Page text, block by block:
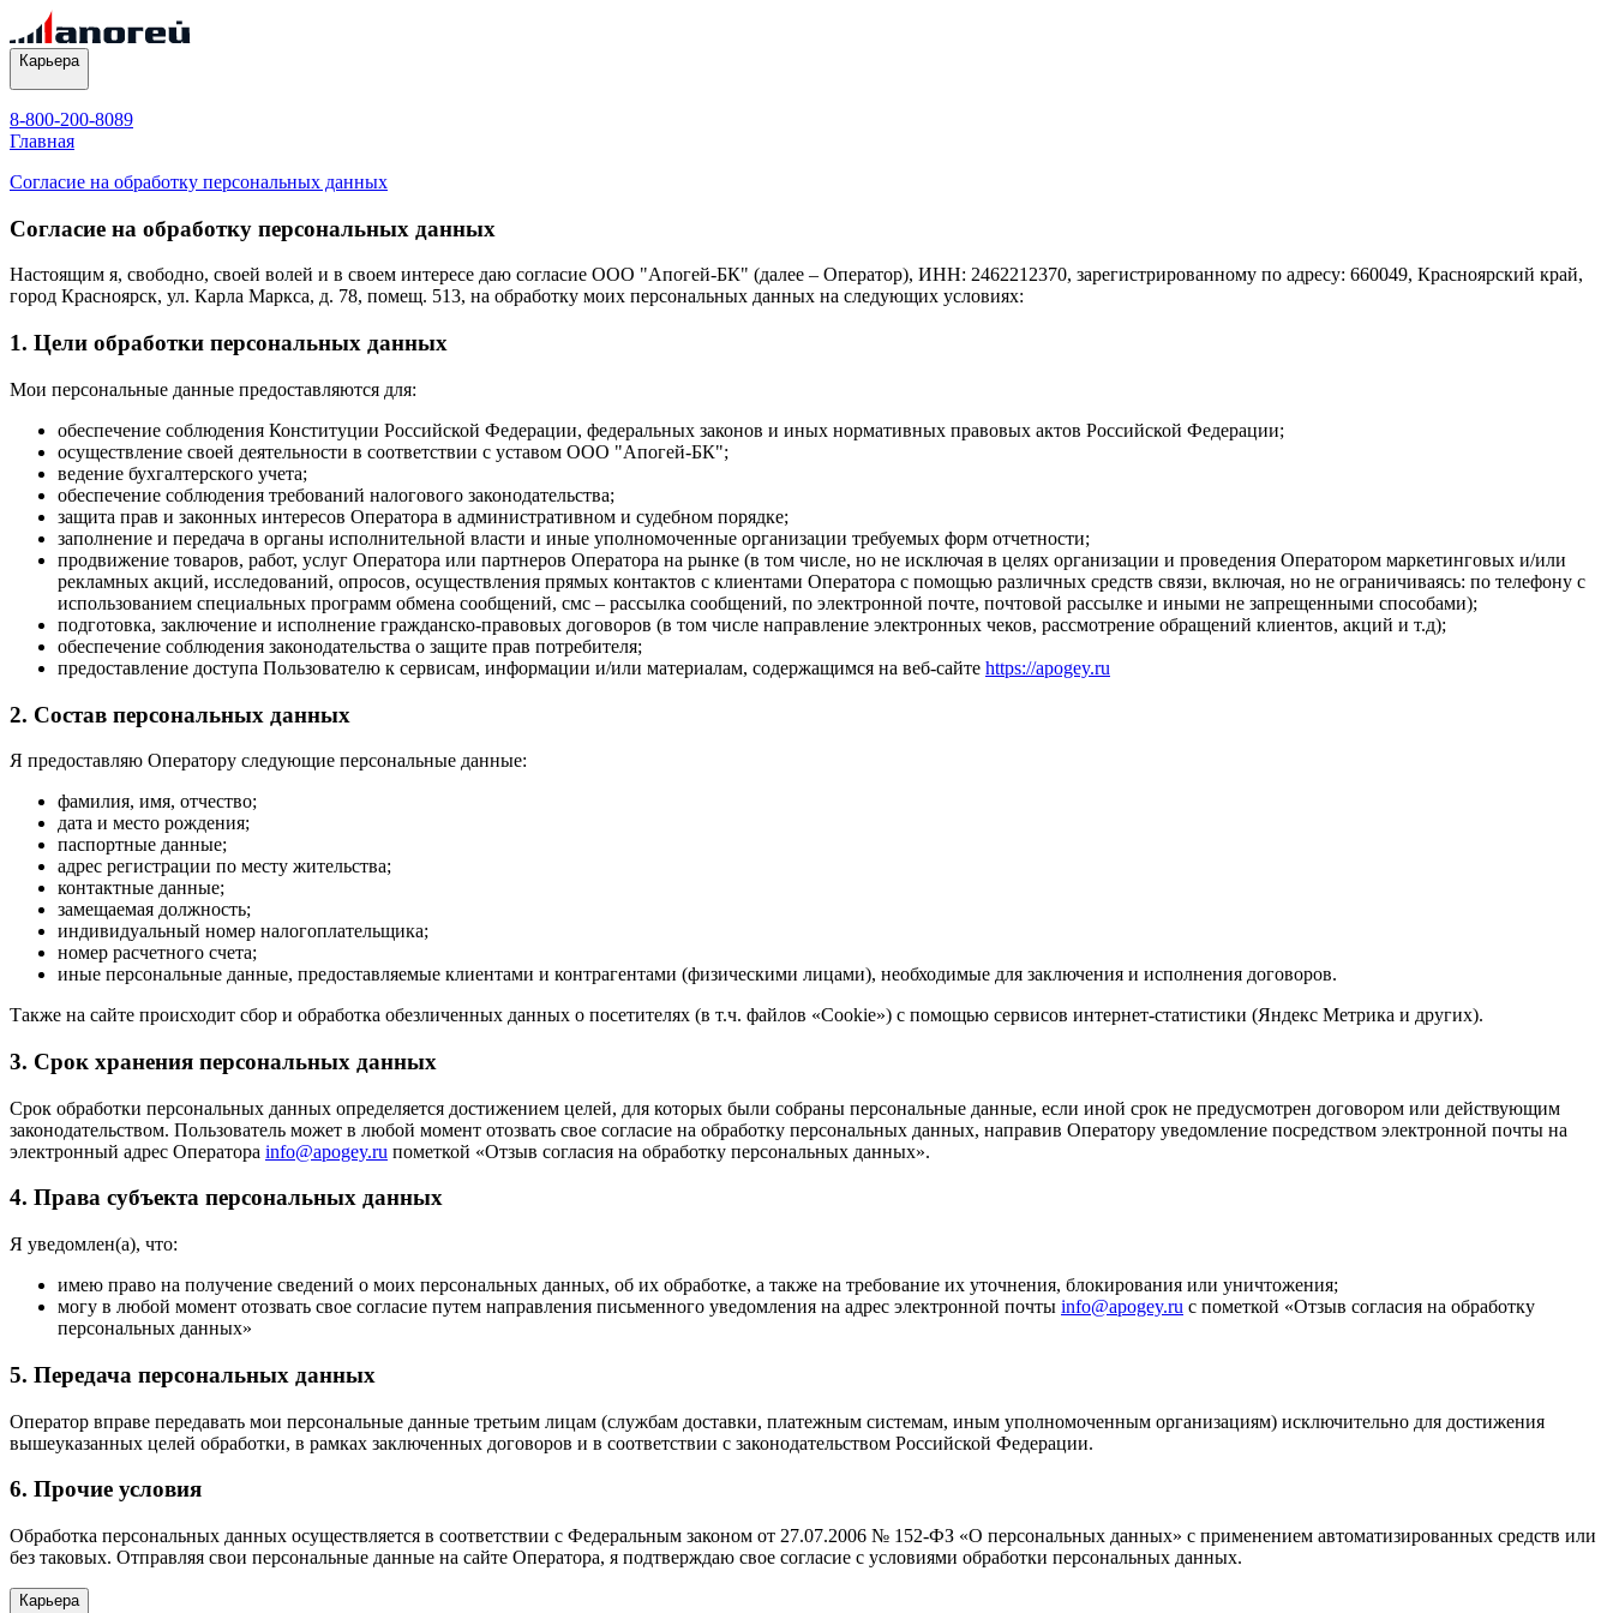
Карьера
8-800-200-8089
Главная
Согласие на обработку персональных данных
Согласие на обработку персональных данных
Настоящим я, свободно, своей волей и в своем интересе даю согласие ООО "Апогей-БК" (далее – Оператор), ИНН: 2462212370, зарегистрированному по адресу: 660049, Красноярский край,
город Красноярск, ул. Карла Маркса, д. 78, помещ. 513, на обработку моих персональных данных на следующих условиях:
1. Цели обработки персональных данных
Мои персональные данные предоставляются для:
обеспечение соблюдения Конституции Российской Федерации, федеральных законов и иных нормативных правовых актов Российской Федерации;
осуществление своей деятельности в соответствии с уставом ООО "Апогей-БК";
ведение бухгалтерского учета;
обеспечение соблюдения требований налогового законодательства;
защита прав и законных интересов Оператора в административном и судебном порядке;
заполнение и передача в органы исполнительной власти и иные уполномоченные организации требуемых форм отчетности;
продвижение товаров, работ, услуг Оператора или партнеров Оператора на рынке (в том числе, но не исключая в целях организации и проведения Оператором маркетинговых и/или
рекламных акций, исследований, опросов, осуществления прямых контактов с клиентами Оператора с помощью различных средств связи, включая, но не ограничиваясь: по телефону с
использованием специальных программ обмена сообщений, смс – рассылка сообщений, по электронной почте, почтовой рассылке и иными не запрещенными способами);
подготовка, заключение и исполнение гражданско-правовых договоров (в том числе направление электронных чеков, рассмотрение обращений клиентов, акций и т.д);
обеспечение соблюдения законодательства о защите прав потребителя;
предоставление доступа Пользователю к сервисам, информации и/или материалам, содержащимся на веб-сайте https://apogey.ru
2. Состав персональных данных
Я предоставляю Оператору следующие персональные данные:
фамилия, имя, отчество;
дата и место рождения;
паспортные данные;
адрес регистрации по месту жительства;
контактные данные;
замещаемая должность;
индивидуальный номер налогоплательщика;
номер расчетного счета;
иные персональные данные, предоставляемые клиентами и контрагентами (физическими лицами), необходимые для заключения и исполнения договоров.
Также на сайте происходит сбор и обработка обезличенных данных о посетителях (в т.ч. файлов «Cookie») с помощью сервисов интернет-статистики (Яндекс Метрика и других).
3. Срок хранения персональных данных
Срок обработки персональных данных определяется достижением целей, для которых были собраны персональные данные, если иной срок не предусмотрен договором или действующим
законодательством. Пользователь может в любой момент отозвать свое согласие на обработку персональных данных, направив Оператору уведомление посредством электронной почты на
электронный адрес Оператора info@apogey.ru пометкой «Отзыв согласия на обработку персональных данных».
4. Права субъекта персональных данных
Я уведомлен(а), что:
имею право на получение сведений о моих персональных данных, об их обработке, а также на требование их уточнения, блокирования или уничтожения;
могу в любой момент отозвать свое согласие путем направления письменного уведомления на адрес электронной почты info@apogey.ru с пометкой «Отзыв согласия на обработку
персональных данных»
5. Передача персональных данных
Оператор вправе передавать мои персональные данные третьим лицам (службам доставки, платежным системам, иным уполномоченным организациям) исключительно для достижения
вышеуказанных целей обработки, в рамках заключенных договоров и в соответствии с законодательством Российской Федерации.
6. Прочие условия
Обработка персональных данных осуществляется в соответствии с Федеральным законом от 27.07.2006 № 152-ФЗ «О персональных данных» с применением автоматизированных средств или
без таковых. Отправляя свои персональные данные на сайте Оператора, я подтверждаю свое согласие с условиями обработки персональных данных.
Карьера